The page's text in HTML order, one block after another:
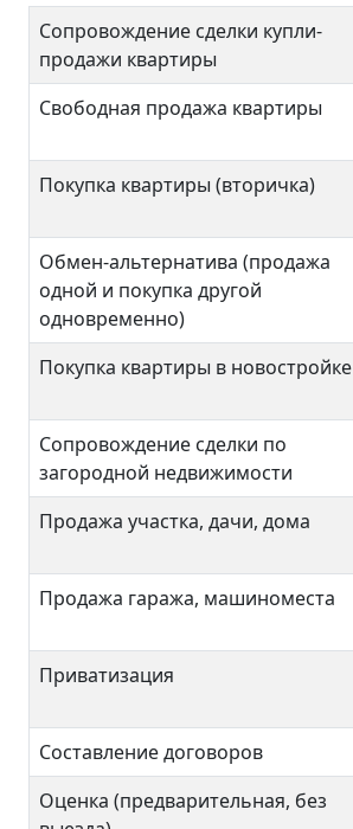
Сопровождение сделки купли-
продажи квартиры
Свободная продажа квартиры
Покупка квартиры (вторичка)
Обмен-альтернатива (продажа
одной и покупка другой
одновременно)
Покупка квартиры в новостройке
Сопровождение сделки по
загородной недвижимости
Продажа участка, дачи, дома
Продажа гаража, машиноместа
Приватизация
Составление договоров
Оценка (предварительная, без